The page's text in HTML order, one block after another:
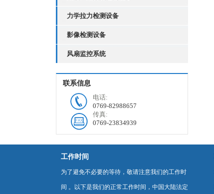
力学拉力检测设备
影像检测设备
风扇监控系统
联系信息
电话:
0769-82988657
传真:
0769-23834939
工作时间
为了避免不必要的等待，敬请注意我们的工作时
间 。以下是我们的正常工作时间，中国大陆法定